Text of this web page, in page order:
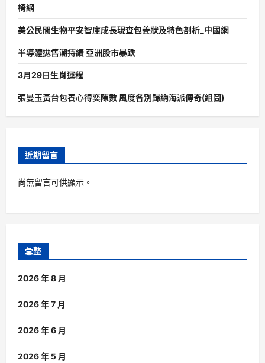
椅網
美公民間生物平安智庫成長現查包養狀及特色剖析_中國網
半導體拋售潮持續 亞洲股市暴跌
3月29日生肖運程
張曼玉黃台包養心得奕陳數 風度各別歸納海派傳奇(組圖)
近期留言
尚無留言可供顯示。
彙整
2026 年 8 月
2026 年 7 月
2026 年 6 月
2026 年 5 月